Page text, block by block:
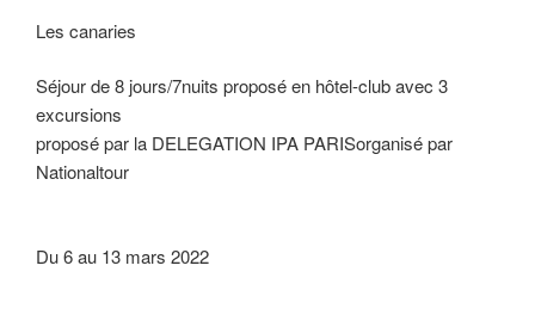
Les canaries
Séjour de 8 jours/7nuits proposé en hôtel-club avec 3
excursions
proposé par la DELEGATION IPA PARISorganisé par
Nationaltour
Du 6 au 13 mars 2022